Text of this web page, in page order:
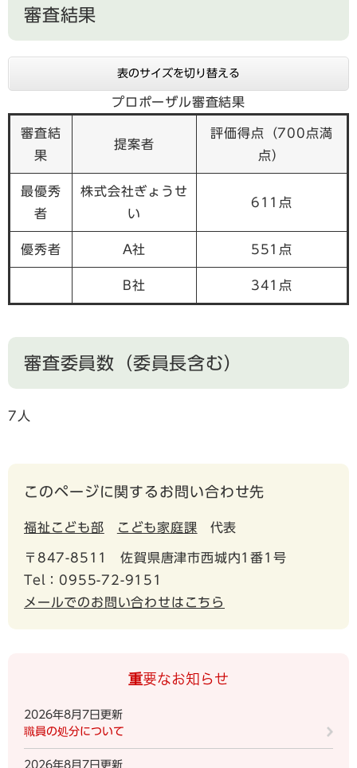
審査結果
表のサイズを切り替える
プロポーザル審査結果
審査結
果
提案者
評価得点（700点満
点）
最優秀
者
株式会社ぎょうせ
い
611点
優秀者 A社 551点
B社 341点
審査委員数（委員長含む）
7人
このページに関するお問い合わせ先
福祉こども部 こども家庭課 代表
〒847-8511
佐賀県唐津市西城内1番1号
Tel：0955-72-9151
メールでのお問い合わせはこちら
重要なお知らせ
2026年8月7日更新
職員の処分について
2026年8月7日更新